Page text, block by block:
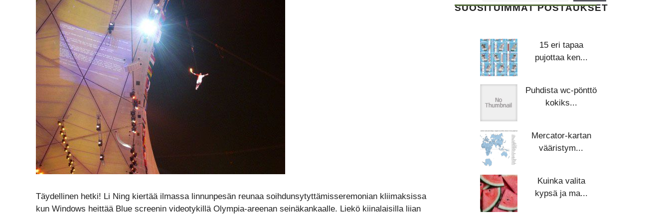
Täydellinen hetki! Li Ning kiertää ilmassa linnunpesän reunaa soihdunsytyttämisseremonian kliimaksissa
kun Windows heittää Blue screenin videotykillä Olympia-areenan seinäkankaalle. Liekö kiinalaisilla liian
SUOSITUIMMAT POSTAUKSET
15 eri tapaa
pujottaa ken...
Puhdista wc-pönttö
kokiks...
Mercator-kartan
vääristym...
Kuinka valita
kypsä ja ma...